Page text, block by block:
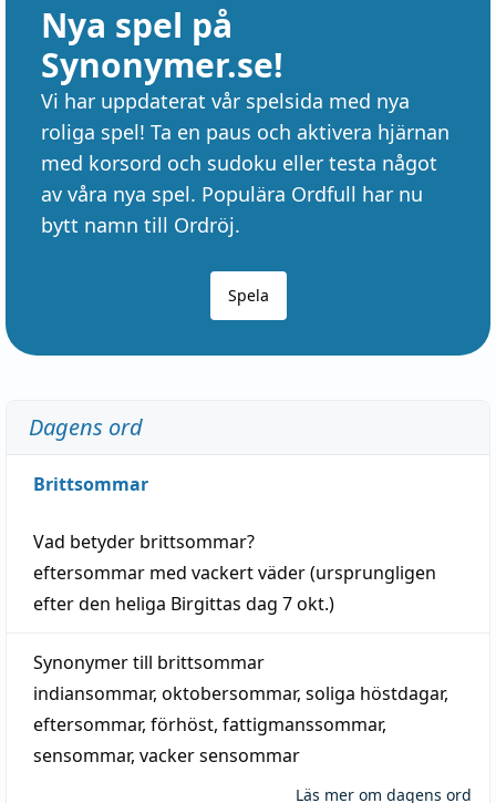
Nya spel på
Synonymer.se!
Vi har uppdaterat vår spelsida med nya
roliga spel! Ta en paus och aktivera hjärnan
med korsord och sudoku eller testa något
av våra nya spel. Populära Ordfull har nu
bytt namn till Ordröj.
Spela
Dagens ord
Brittsommar
Vad betyder brittsommar?
eftersommar med vackertväder(ursprungligen
efter den heliga Birgittas dag 7 okt.)
Synonymer till brittsommar
indiansommar, oktobersommar, soliga höstdagar,
eftersommar, förhöst, fattigmanssommar,
sensommar, vacker sensommar
Läs mer om dagens ord